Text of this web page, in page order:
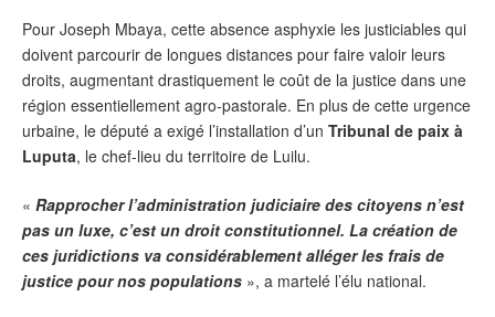
Pour Joseph Mbaya, cette absence asphyxie les justiciables qui
doivent parcourir de longues distances pour faire valoir leurs
droits, augmentant drastiquement le coût de la justice dans une
région essentiellement agro-pastorale. En plus de cette urgence
urbaine, le député a exigé l’installation d’un Tribunal de paix à
Luputa, le chef-lieu du territoire de Luilu.
« Rapprocher l’administration judiciaire des citoyens n’est
pas un luxe, c’est un droit constitutionnel. La création de
ces juridictions va considérablement alléger les frais de
justice pour nos populations », a martelé l’élu national.